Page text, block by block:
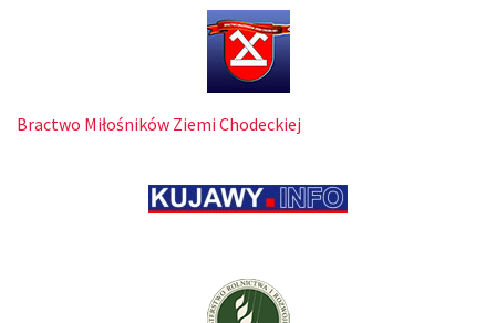
Bractwo Miłośników Ziemi Chodeckiej